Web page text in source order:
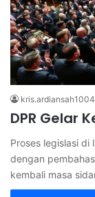
DPR Gelar
Proses legislasi
dengan
kembali masa